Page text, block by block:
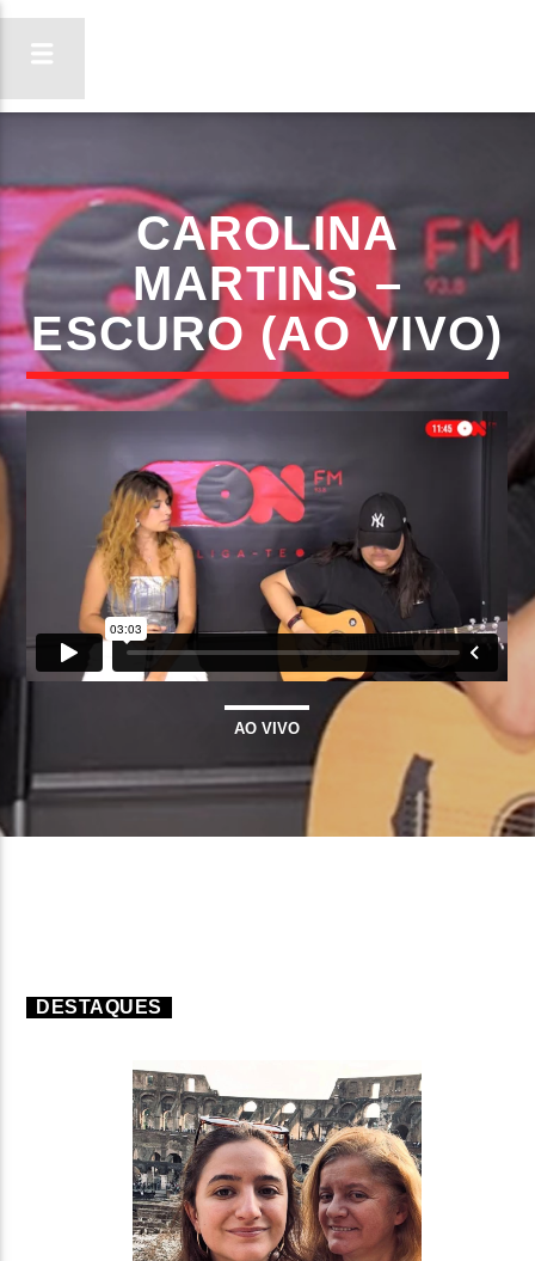
ON FM
LIGA-TE
FAIXA ATUAL
TÍTULO
ARTISTA
ON FM
CAROLINA
MARTINS –
ESCURO (AO VIVO)
AO VIVO
DESTAQUES